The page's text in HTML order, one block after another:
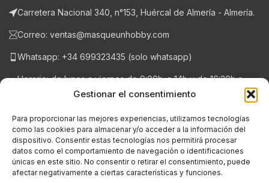
Gestionar el consentimiento
Para proporcionar las mejores experiencias, utilizamos tecnologías
como las cookies para almacenar y/o acceder a la información del
dispositivo. Consentir estas tecnologías nos permitirá procesar
datos como el comportamiento de navegación o identificaciones
únicas en este sitio. No consentir o retirar el consentimiento, puede
afectar negativamente a ciertas características y funciones.
Carretera Nacional 340, n°153, Huércal de Almería - Almería.
Correo: ventas@masqueunhobby.com
Whatsapp: +34 699323435 (solo whatsapp)
Horario: de lunes a viernes de 9:00h. a 14h y de 16:30h a
20:30h . Sábados de 9:00h a 14:00h.
NOTICIAS RECIENTES
LEGAL